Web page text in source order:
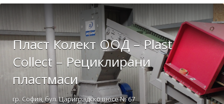
Пласт Колект ООД – Plast
Collect – Рециклирани
пластмаси
гр. София, бул. Цариградско шосе № 67